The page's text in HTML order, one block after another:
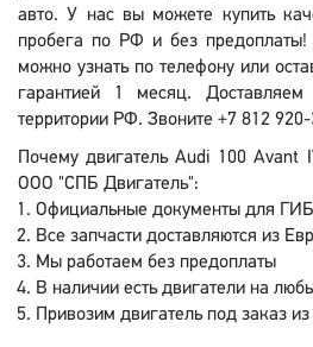
авто. У нас вы можете купить
пробега по РФ и без
можно узнать по телефону или
гарантией 1 месяц.
территории РФ. Звоните +7 812
Почему двигатель Audi 100 Avant
ООО "СПБ Двигатель":
Официальные документы для
Все запчасти доставляются из
Мы работаем без предоплаты
В наличии есть двигатели на
Привозим двигатель под заказ